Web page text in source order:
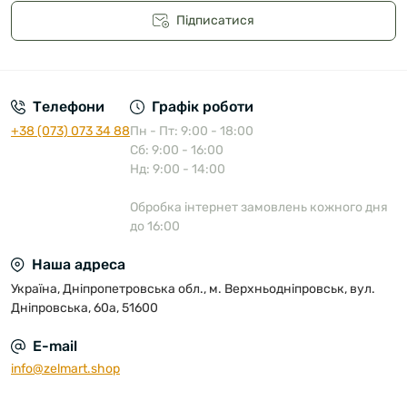
Підписатися
Телефони
+38 (073) 073 34 88
Графік роботи
Пн - Пт: 9:00 - 18:00
Сб: 9:00 - 16:00
Нд: 9:00 - 14:00
Обробка інтернет замовлень кожного дня
до 16:00
Наша адреса
Україна, Дніпропетровська обл., м. Верхньодніпровськ, вул.
Дніпровська, 60а, 51600
E-mail
info@zelmart.shop